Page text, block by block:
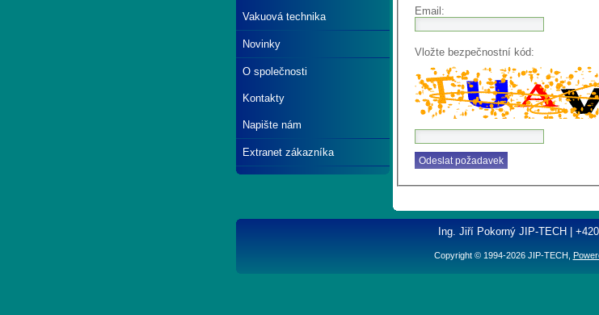
Vakuová technika
Novinky
O společnosti
Kontakty
Napište nám
Extranet zákazníka
Email:
Vložte bezpečnostní kód:
Ing. Jiří Pokorný JIP-TECH |
Copyright © 1994-2026 JIP-TECH,